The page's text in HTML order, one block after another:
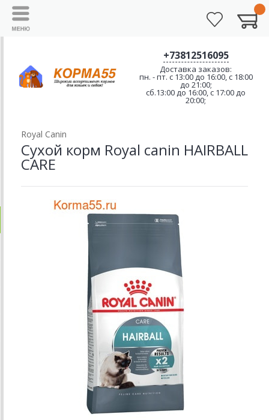
+73812516095
Доставка заказов:
пн. - пт. с 13:00 до 16:00, с 18:00
до 21:00;
сб.13:00 до 16:00, с 17:00 до
20:00;
Royal Canin
Сухой корм Royal canin HAIRBALL
CARE